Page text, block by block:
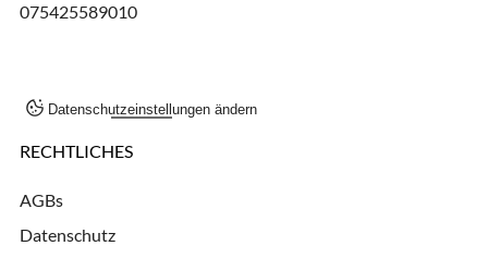
075425589010
Datenschutzeinstellungen ändern
RECHTLICHES
AGBs
Datenschutz